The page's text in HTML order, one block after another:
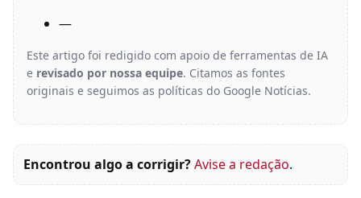
—
Este artigo foi redigido com apoio de ferramentas de IA
e revisado por nossa equipe. Citamos as fontes
originais e seguimos as políticas do Google Notícias.
Encontrou algo a corrigir?Avise a redação.